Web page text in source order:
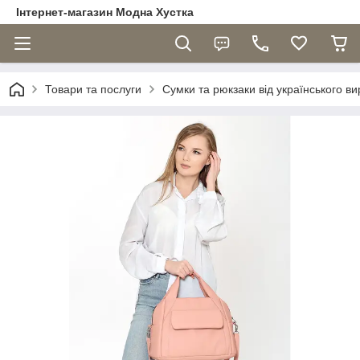
Інтернет-магазин Модна Хустка
Товари та послуги Сумки та рюкзаки від українського